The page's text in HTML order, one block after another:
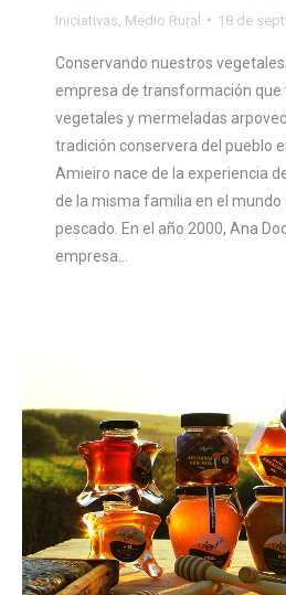
Iniciativas Medio Rural 18 de
Conservando nuestros
empresa de transformación que
vegetales y mermeladas
tradición conservera del pueblo
Amieiro nace de la experiencia
de la misma familia en el mundo
pescado. En el año 2000, Ana
empresa…